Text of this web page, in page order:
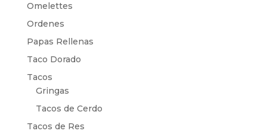
Omelettes
Ordenes
Papas Rellenas
Taco Dorado
Tacos
Gringas
Tacos de Cerdo
Tacos de Res